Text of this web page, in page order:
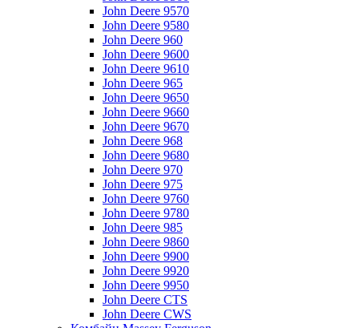
John Deere 9570
John Deere 9580
John Deere 960
John Deere 9600
John Deere 9610
John Deere 965
John Deere 9650
John Deere 9660
John Deere 9670
John Deere 968
John Deere 9680
John Deere 970
John Deere 975
John Deere 9760
John Deere 9780
John Deere 985
John Deere 9860
John Deere 9900
John Deere 9920
John Deere 9950
John Deere CTS
John Deere CWS